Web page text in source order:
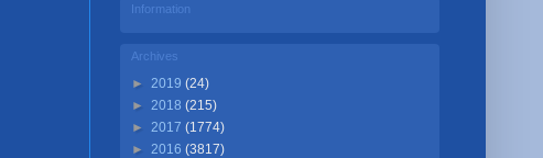
Information
Archives
► 2019 (24)
► 2018 (215)
► 2017 (1774)
► 2016 (3817)